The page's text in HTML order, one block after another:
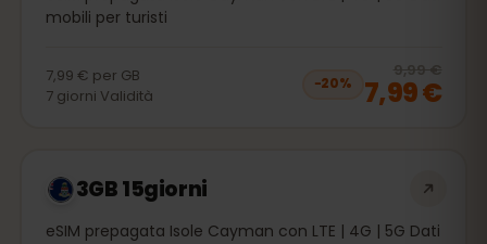
mobili per turisti
7,99 € per GB
7 giorni Validità
−20%
9,99 €
7,99 €
3GB 15giorni
eSIM prepagata Isole Cayman con LTE | 4G | 5G Dati